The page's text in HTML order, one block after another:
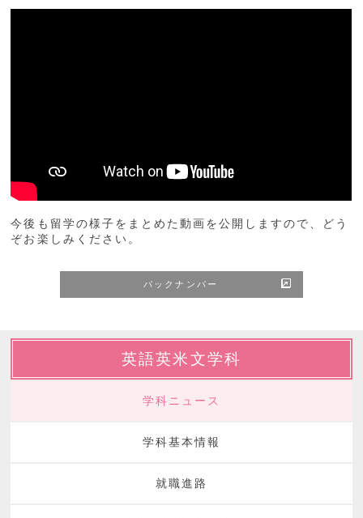
今後も留学の様子をまとめた動画を公開しますので、どう
ぞお楽しみください。
バックナンバー
英語英米文学科
学科ニュース
学科基本情報
就職進路